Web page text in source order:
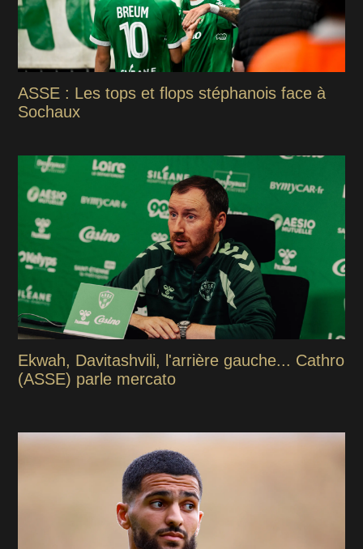
ASSE : Les tops et flops stéphanois face à
Sochaux
Ekwah, Davitashvili, l'arrière gauche... Cathro
(ASSE) parle mercato